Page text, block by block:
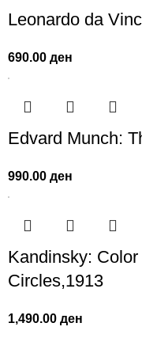
Leonardo da
690.00ден
Edvard Munch:
990.00ден
Kandinsky:
Circles,1913
1,490.00ден